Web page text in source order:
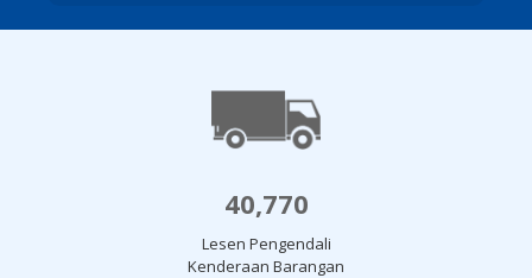
40,770
Lesen Pengendali
Kenderaan Barangan